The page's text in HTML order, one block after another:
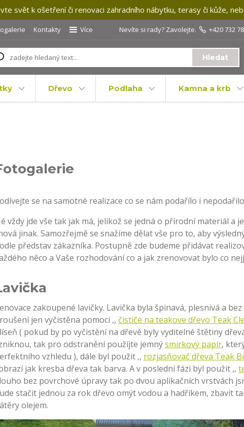
svět k ošetření či renovaci zahradního nábytku, terasy či kůže,
Kontakty Více
Hledat
Nevíte si rady? Zavolejte. +420 732
Dřevo Podlaha Kamna a krb
se na samotné realizace co se nám podařílo i nepodařilo
vždy jde vše tak jak má, jelikož se jedná o přírodní materiál a
jinak. Samozřejmě se snažíme dělat vše pro to, aby
představ zákazníka. Postupně zde budeme přidávat
něco a Vaše rozhodování co a jak zrenovovat bylo co
zakoupené lavičky. Lavička byla špinavá, plesnivá a
jen vyčistěna pomoci ,, čističe na teakove dřevo Teak
( pokud by po vyčistění na dřevě byly vyditelné štětiny
tak pro odstranění použíjte jemnýsmirkový papír,
vzhledu ), dále byl použit ,, rozjasňovač dřeva Teak
jak kresba dřeva tak barva. A v poslední fázi byl použit ,,
bez povrchové úpravy tak po dvou aplikačních vrstvách
stačit jednou za rok dřevo omýt vodou a hadříkem, zbavit
olejem.